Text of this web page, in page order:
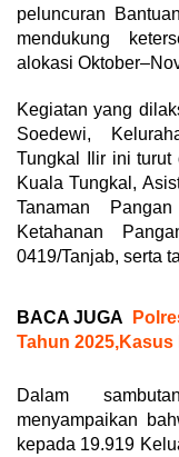
peluncuran
mendukung
alokasi
Kegiatan yang
Soedewi,
Tungkal Ilir ini turut
Kuala Tungkal,
Tanaman
Ketahanan
0419/Tanjab, serta
BACA JUGA
Tahun
Dalam
menyampaikan
kepada 19.919